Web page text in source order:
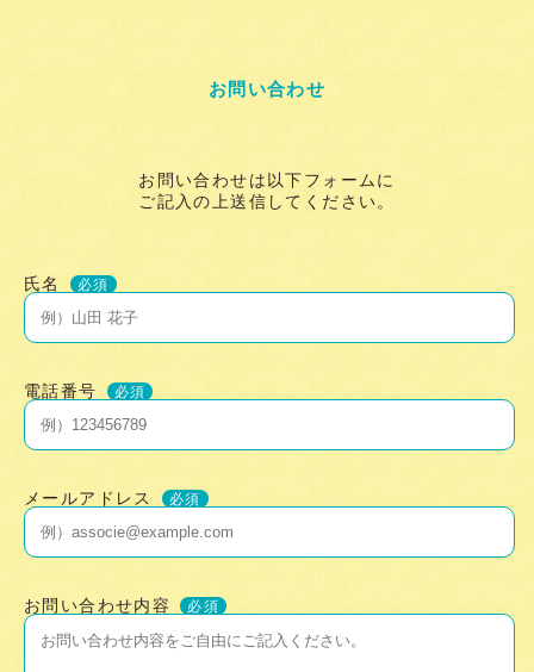
お問い合わせ
お問い合わせは以下フォームに
ご記入の上送信してください。
氏名 必須
電話番号 必須
メールアドレス 必須
お問い合わせ内容 必須